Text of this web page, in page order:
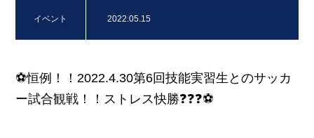
イベント 2022.05.15
⚽恒例！！2022.4.30第6回技能実習生とのサッカ
ー試合観戦！！ストレス快勝❓❓❓⚽